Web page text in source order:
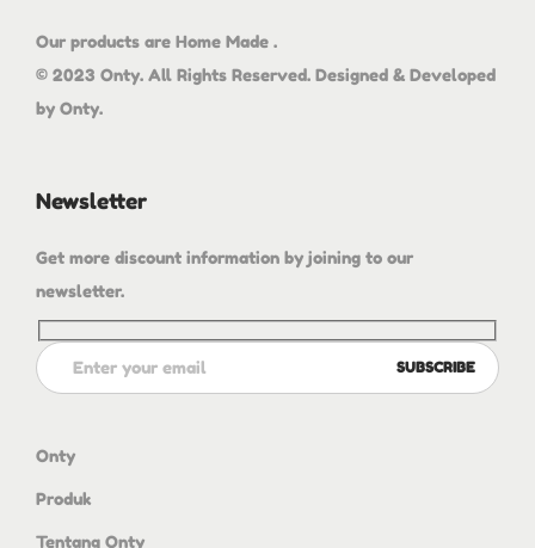
Our products are Home Made .
© 2023 Onty. All Rights Reserved. Designed & Developed
by Onty.
Newsletter
Get more discount information by joining to our
newsletter.
Onty
Produk
Tentang Onty